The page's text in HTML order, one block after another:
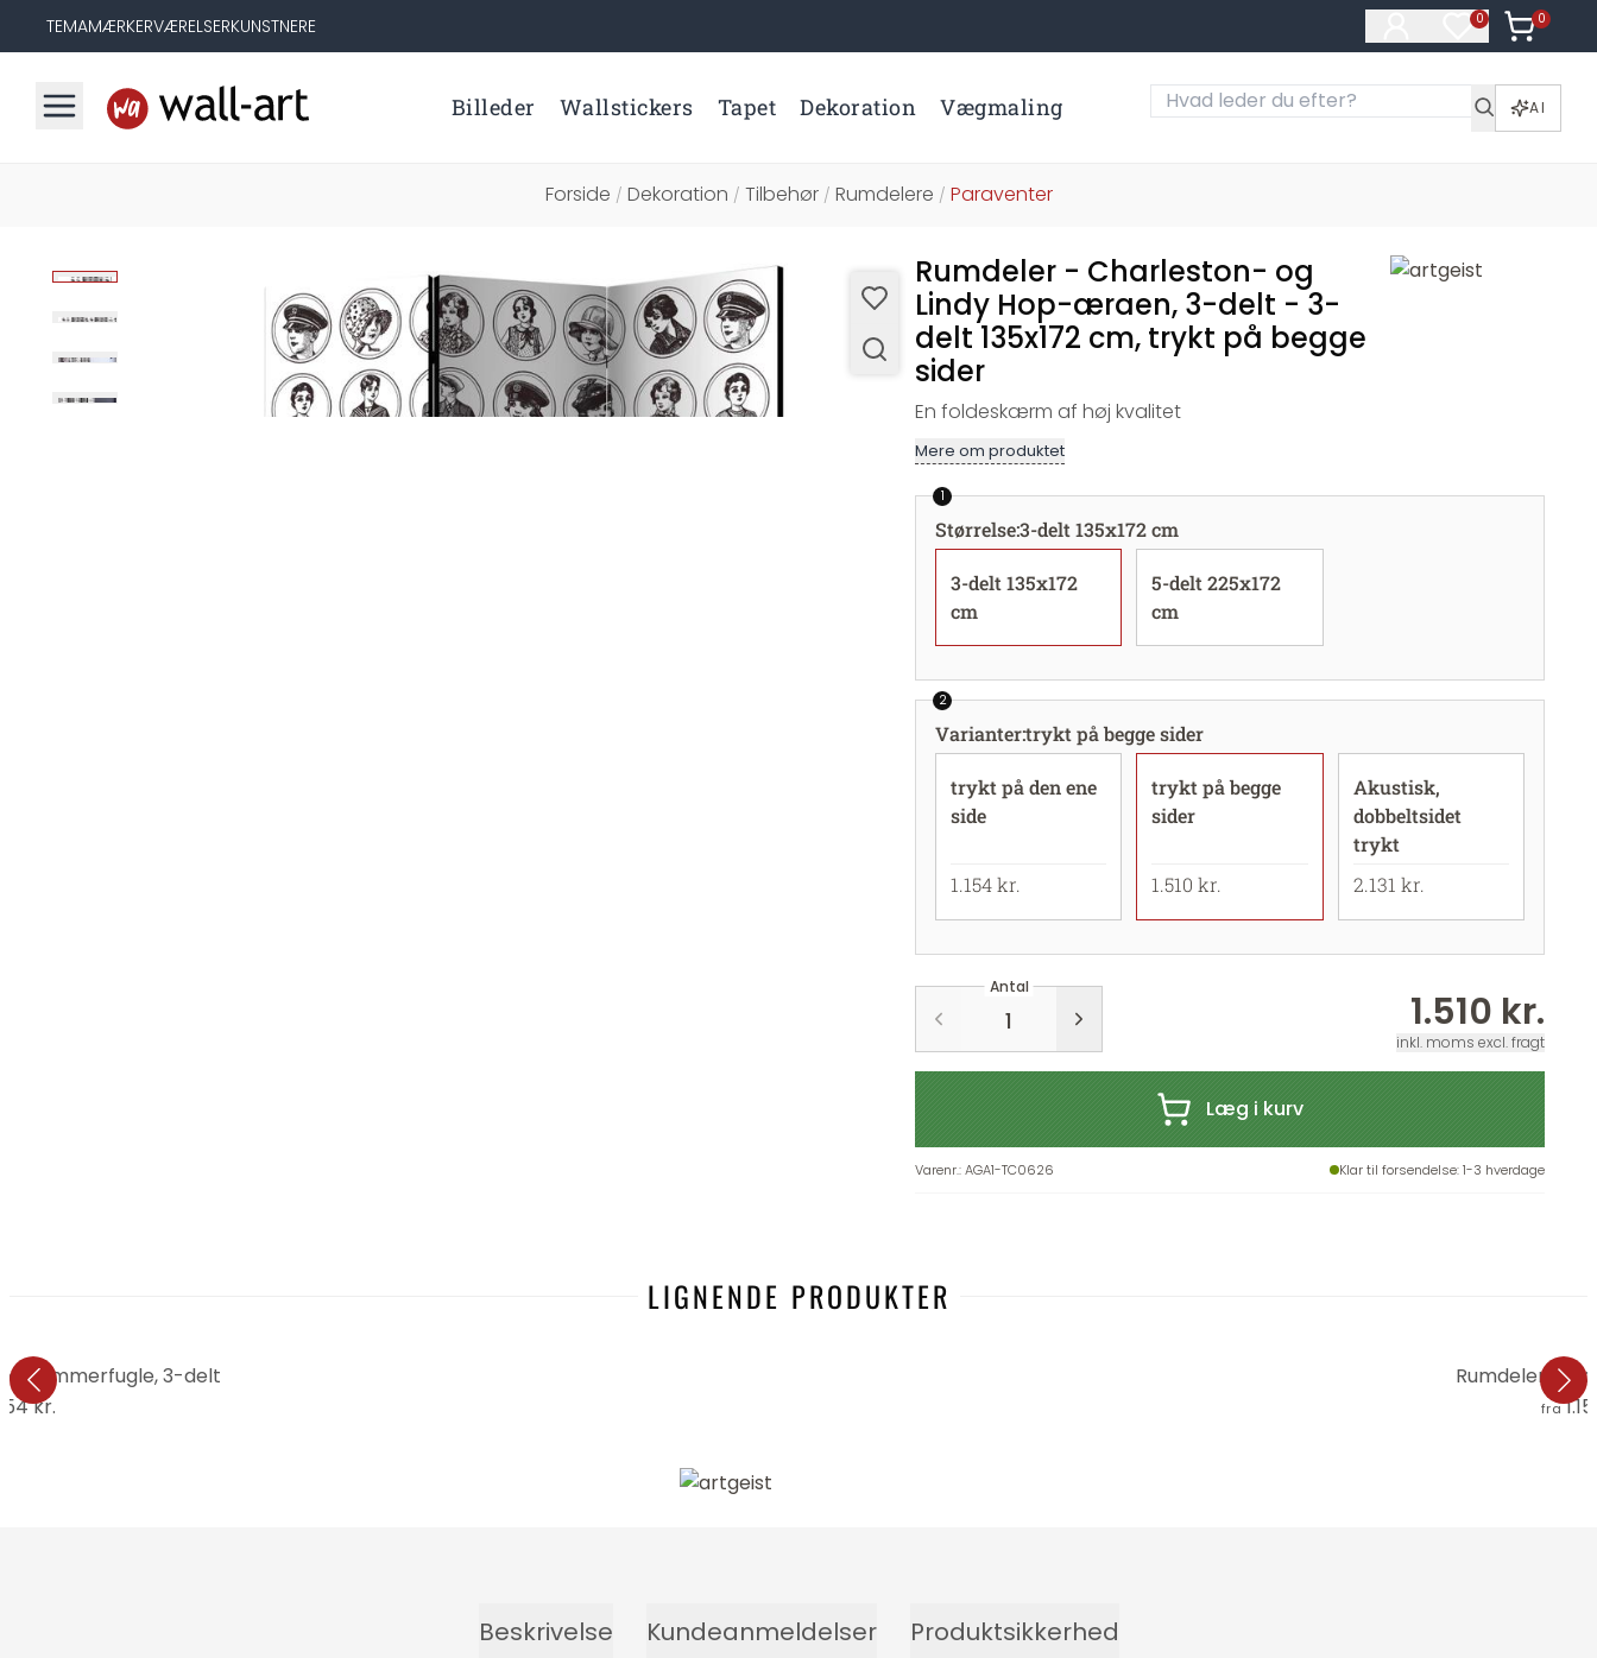
TEMAMÆRKERVÆRELSERKUNSTNERE 0
Varer på
0
Varer i
Billeder Wallstickers Tapet Dekoration Vægmaling AI
Forside / Dekoration / Tilbehør/ Rumdelere / Paraventer
Rumdeler - Charleston- og
Lindy Hop-æraen, 3-delt - 3-
delt 135x172 cm, trykt på begge
sider
En foldeskærm af høj kvalitet
Mere om produktet
1
Størrelse:3-delt 135x172 cm
3-delt 135x172
cm
5-delt 225x172
cm
2
Varianter:trykt på begge sider
trykt på den ene
side
1.154 kr.
trykt på begge
sider
1.510 kr.
Akustisk,
dobbeltsidet
trykt
2.131 kr.
Antal
1.510 kr.
inkl. moms excl. fragt
Læg i kurv
Varenr.:AGA1-TC0626 Klar til forsendelse: 1-3 hverdage
LIGNENDE PRODUKTER
sommerfugle, 3-delt
kr.
Rumdeler -
fra
Beskrivelse Kundeanmeldelser Produktsikkerhed